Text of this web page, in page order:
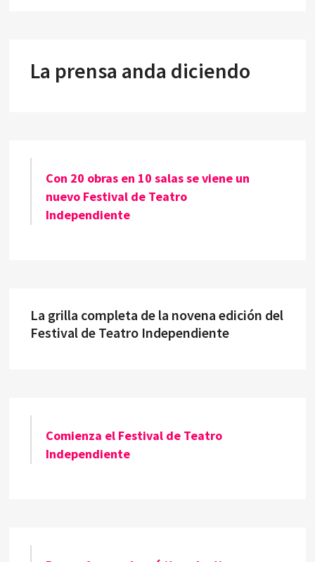
La prensa anda diciendo
Con 20 obras en 10 salas se viene un
nuevo Festival de Teatro
Independiente
La grilla completa de la novena edición del
Festival de Teatro Independiente
Comienza el Festival de Teatro
Independiente